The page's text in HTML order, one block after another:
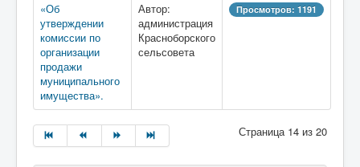
«Об
утверждении
комиссии по
организации
продажи
муниципального
имущества».
Автор:
администрация
Красноборского
сельсовета
Просмотров: 1191
Страница 14 из 20